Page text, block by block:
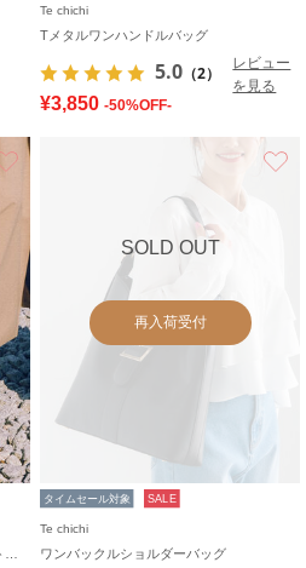
Te chichi
Tメタルワンハンドルバッグ
5.0 （2）
レビュー
を見る
¥3,850 -50%OFF-
お気に入り
SOLD OUT
再入荷受付
タイムセール対象 SALE
Te chichi
ワンバックルショルダーバッグ